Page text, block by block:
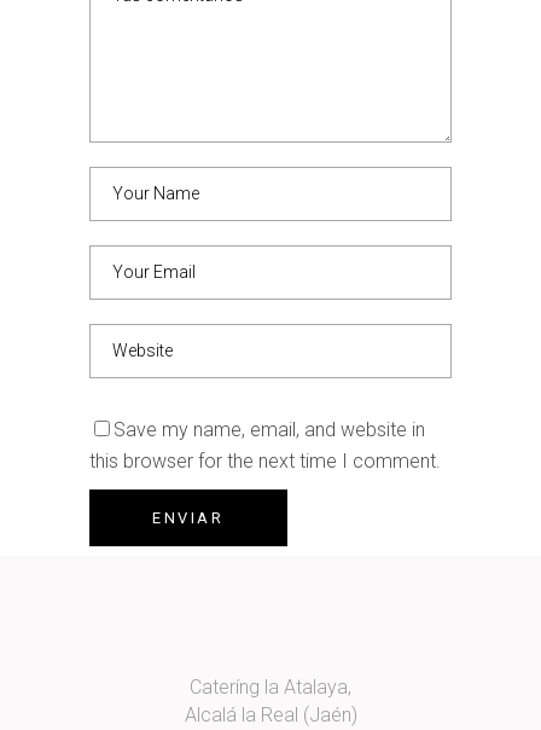
Save my name, email, and website in
this browser for the next time I comment.
Cateríng la Atalaya,
Alcalá la Real (Jaén)